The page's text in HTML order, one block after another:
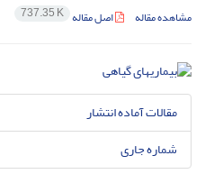
مشاهده مقاله اصل مقاله 737.35 K
مقالات آماده انتشار
شماره جاری